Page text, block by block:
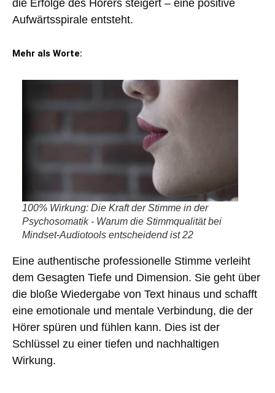
die Erfolge des Hörers steigert – eine positive
Aufwärtsspirale entsteht.
Mehr als Worte:
100% Wirkung: Die Kraft der Stimme in der
Psychosomatik - Warum die Stimmqualität bei
Mindset-Audiotools entscheidend ist 22
Eine authentische professionelle Stimme verleiht
dem Gesagten Tiefe und Dimension. Sie geht über
die bloße Wiedergabe von Text hinaus und schafft
eine emotionale und mentale Verbindung, die der
Hörer spüren und fühlen kann. Dies ist der
Schlüssel zu einer tiefen und nachhaltigen
Wirkung.